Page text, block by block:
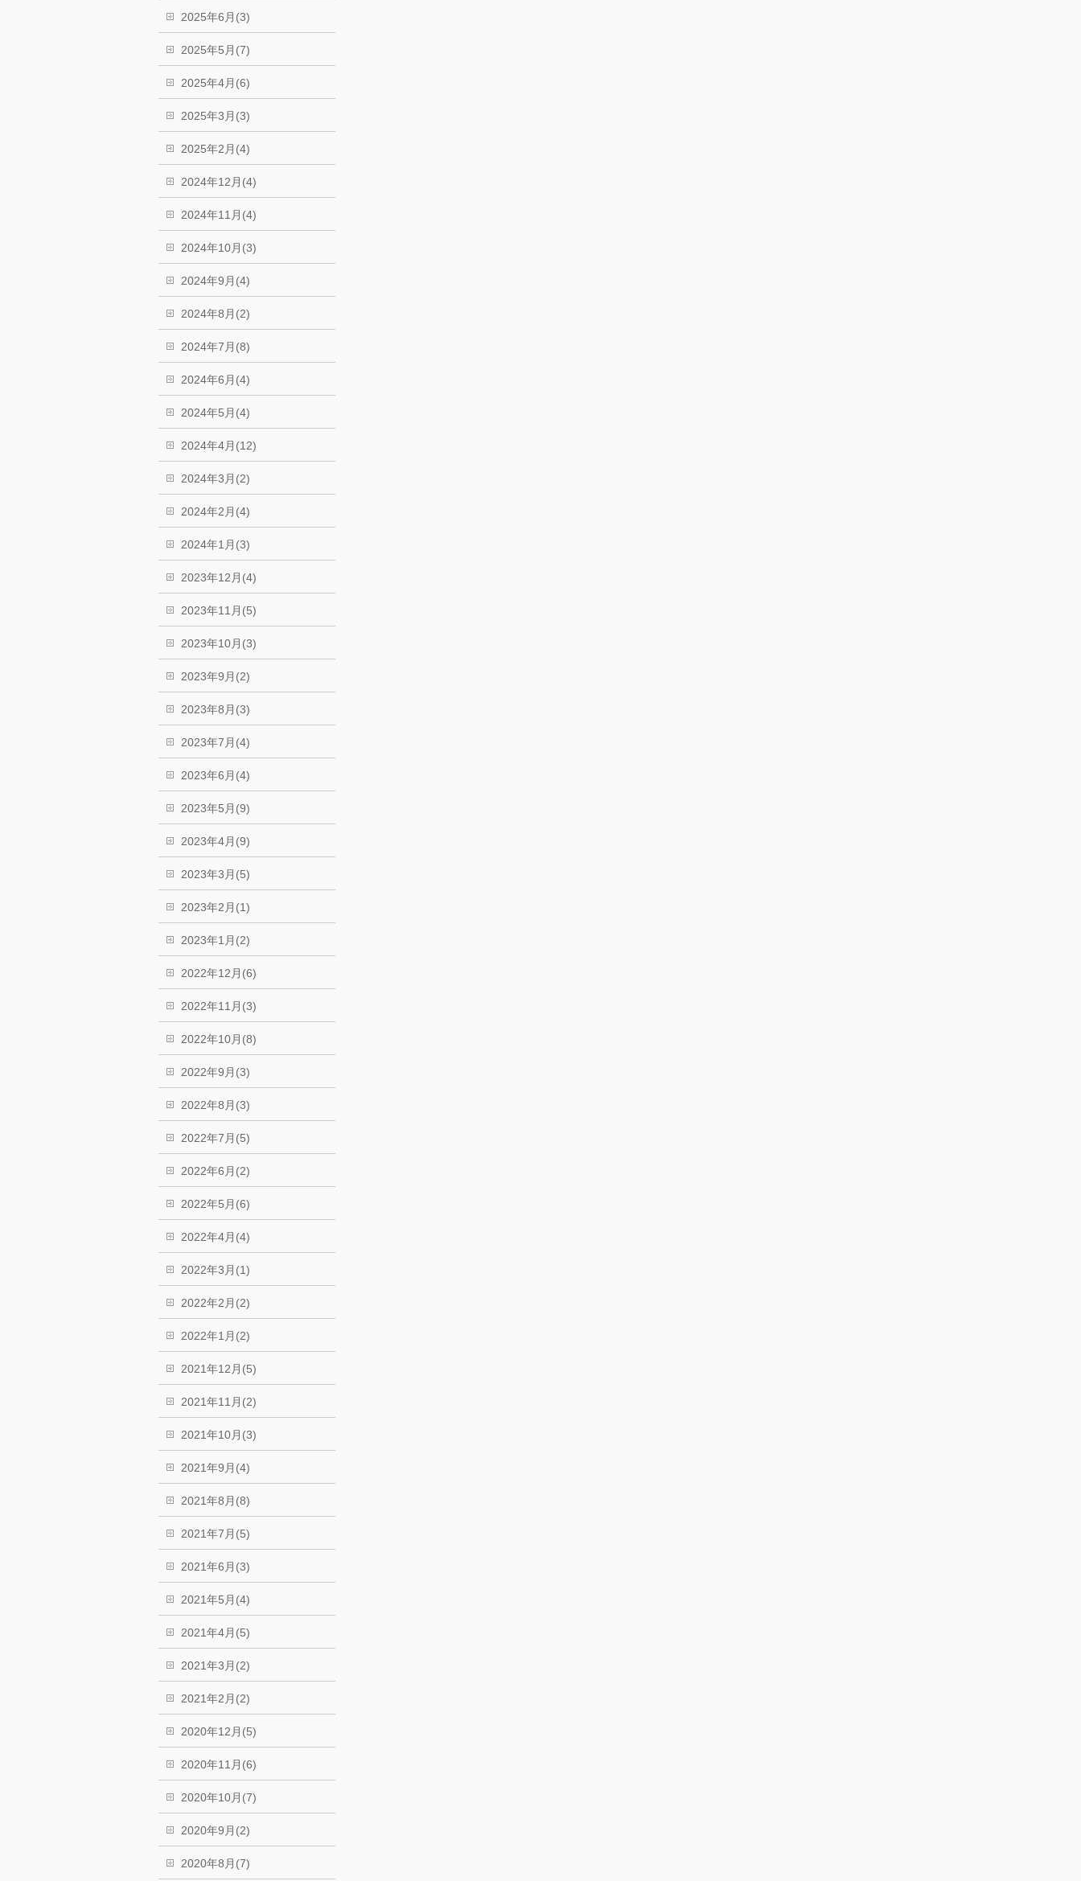
2025年6月(3)
2025年5月(7)
2025年4月(6)
2025年3月(3)
2025年2月(4)
2024年12月(4)
2024年11月(4)
2024年10月(3)
2024年9月(4)
2024年8月(2)
2024年7月(8)
2024年6月(4)
2024年5月(4)
2024年4月(12)
2024年3月(2)
2024年2月(4)
2024年1月(3)
2023年12月(4)
2023年11月(5)
2023年10月(3)
2023年9月(2)
2023年8月(3)
2023年7月(4)
2023年6月(4)
2023年5月(9)
2023年4月(9)
2023年3月(5)
2023年2月(1)
2023年1月(2)
2022年12月(6)
2022年11月(3)
2022年10月(8)
2022年9月(3)
2022年8月(3)
2022年7月(5)
2022年6月(2)
2022年5月(6)
2022年4月(4)
2022年3月(1)
2022年2月(2)
2022年1月(2)
2021年12月(5)
2021年11月(2)
2021年10月(3)
2021年9月(4)
2021年8月(8)
2021年7月(5)
2021年6月(3)
2021年5月(4)
2021年4月(5)
2021年3月(2)
2021年2月(2)
2020年12月(5)
2020年11月(6)
2020年10月(7)
2020年9月(2)
2020年8月(7)